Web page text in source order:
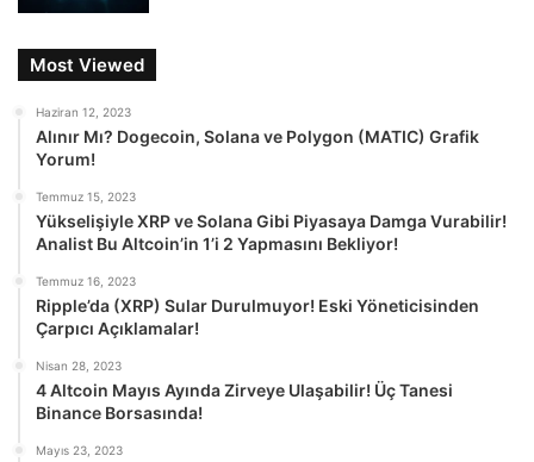
Most Viewed
Haziran 12, 2023
Alınır Mı? Dogecoin, Solana ve Polygon (MATIC) Grafik
Yorum!
Temmuz 15, 2023
Yükselişiyle XRP ve Solana Gibi Piyasaya Damga Vurabilir!
Analist Bu Altcoin’in 1’i 2 Yapmasını Bekliyor!
Temmuz 16, 2023
Ripple’da (XRP) Sular Durulmuyor! Eski Yöneticisinden
Çarpıcı Açıklamalar!
Nisan 28, 2023
4 Altcoin Mayıs Ayında Zirveye Ulaşabilir! Üç Tanesi
Binance Borsasında!
Mayıs 23, 2023